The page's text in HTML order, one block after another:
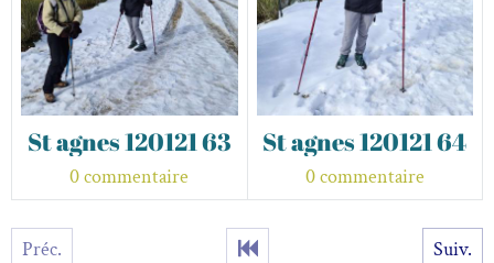
St agnes 120121 63
0 commentaire
St agnes 120121 64
0 commentaire
Préc. Suiv.